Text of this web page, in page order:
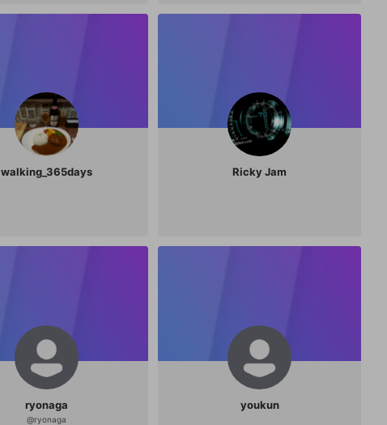
walking_365days Ricky Jam
ryonaga
@ryonaga
youkun